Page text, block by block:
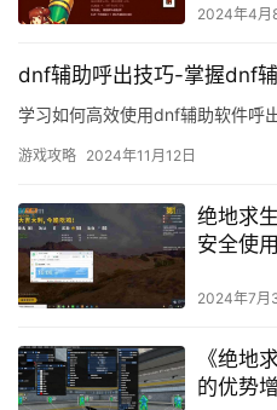
2024年4月
dnf辅助呼出技巧-掌握dnf
学习如何高效使用dnf辅助软件呼
游戏攻略 2024年11月12日
绝地求
安全使
2024年7月
《绝地
的优势